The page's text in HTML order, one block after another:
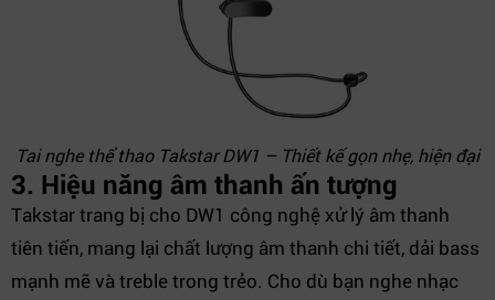
Tai nghe thể thao Takstar DW1 – Thiết kế gọn nhẹ, hiện đại
3. Hiệu năng âm thanh ấn tượng
Takstar trang bị cho DW1 công nghệ xử lý âm thanh
tiên tiến, mang lại chất lượng âm thanh chi tiết, dải bass
mạnh mẽ và treble trong trẻo. Cho dù bạn nghe nhạc